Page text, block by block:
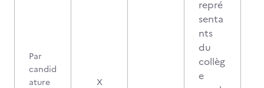
Par
candid
ature
X
repré
senta
nts
du
collèg
e